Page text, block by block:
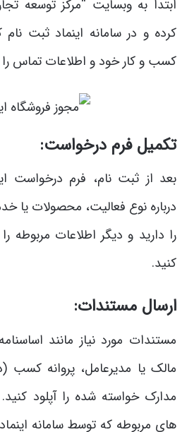
ابتدا به وبسایت “مرکز توسعه
کرده و در سامانه اینماد ثبت‌ نام
کسب‌ و کار خود و اطلاعات تماس را
تکمیل فرم درخواست:
بعد از ثبت ‌نام، فرم درخواست
درباره نوع فعالیت، محصولات یا
را دارید و دیگر اطلاعات مربوطه
کنید.
ارسال مستندات:
مستندات مورد نیاز مانند
مالک یا مدیرعامل، پروانه
مدارک خواسته شده را آپلود
‌های مربوطه که توسط سامانه